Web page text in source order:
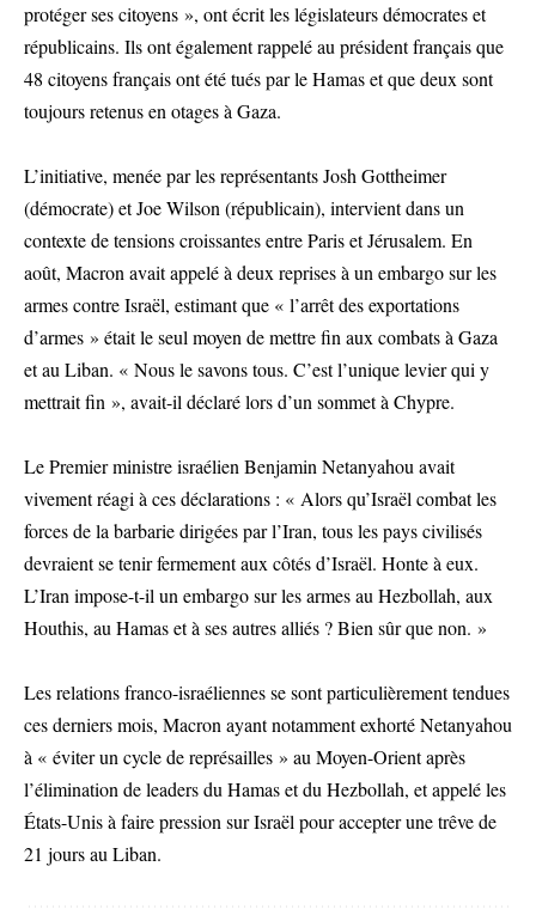
protéger ses citoyens », ont écrit les législateurs démocrates et
républicains. Ils ont également rappelé au président français que
48 citoyens français ont été tués par le Hamas et que deux sont
toujours retenus en otages à Gaza.
L’initiative, menée par les représentants Josh Gottheimer
(démocrate) et Joe Wilson (républicain), intervient dans un
contexte de tensions croissantes entre Paris et Jérusalem. En
août, Macron avait appelé à deux reprises à un embargo sur les
armes contre Israël, estimant que « l’arrêt des exportations
d’armes » était le seul moyen de mettre fin aux combats à Gaza
et au Liban. « Nous le savons tous. C’est l’unique levier qui y
mettrait fin », avait-il déclaré lors d’un sommet à Chypre.
Le Premier ministre israélien Benjamin Netanyahou avait
vivement réagi à ces déclarations : « Alors qu’Israël combat les
forces de la barbarie dirigées par l’Iran, tous les pays civilisés
devraient se tenir fermement aux côtés d’Israël. Honte à eux.
L’Iran impose-t-il un embargo sur les armes au Hezbollah, aux
Houthis, au Hamas et à ses autres alliés ? Bien sûr que non. »
Les relations franco-israéliennes se sont particulièrement tendues
ces derniers mois, Macron ayant notamment exhorté Netanyahou
à « éviter un cycle de représailles » au Moyen-Orient après
l’élimination de leaders du Hamas et du Hezbollah, et appelé les
États-Unis à faire pression sur Israël pour accepter une trêve de
21 jours au Liban.